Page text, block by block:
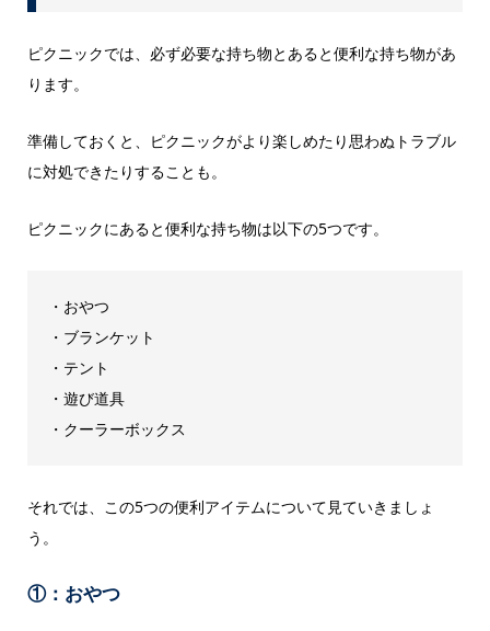
ピクニックでは、必ず必要な持ち物とあると便利な持ち物があ
ります。
準備しておくと、ピクニックがより楽しめたり思わぬトラブル
に対処できたりすることも。
ピクニックにあると便利な持ち物は以下の5つです。
・おやつ
・ブランケット
・テント
・遊び道具
・クーラーボックス
それでは、この5つの便利アイテムについて見ていきましょ
う。
①：おやつ